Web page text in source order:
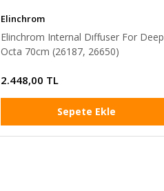
Elinchrom
Elinchrom Internal Dıffuser For Deep
Octa 70cm (26187, 26650)
2.448,00 TL
Sepete Ekle